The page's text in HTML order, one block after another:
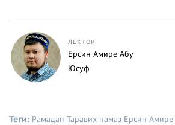
ЛЕКТОР
Ерсин Амире Абу
Юсуф
Теги: Рамадан Таравих намаз Ерсин Амире